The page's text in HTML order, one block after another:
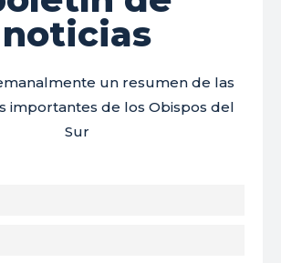
noticias
un resumen de las
importantes de los Obispos del
Sur